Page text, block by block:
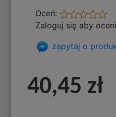
Oceń:
Zaloguj się aby
zapytaj o
40,45 zł